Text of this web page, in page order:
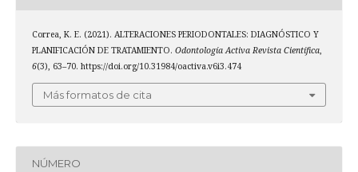
Correa, K. E. (2021). ALTERACIONES PERIODONTALES: DIAGNÓSTICO Y
PLANIFICACIÓN DE TRATAMIENTO. Odontología Activa Revista Científica,
6(3), 63–70. https://doi.org/10.31984/oactiva.v6i3.474
Más formatos de cita
NÚMERO